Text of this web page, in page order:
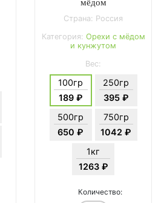
мёдом
Страна: Россия
Категория: Орехи с мёдом
и кунжутом
Вес:
100гр
189 ₽
250гр
395 ₽
500гр
650 ₽
750гр
1042 ₽
1кг
1263 ₽
Количество: